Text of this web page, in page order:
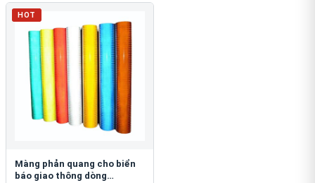
HOT
Màng phản quang cho biển
báo giao thông dòng